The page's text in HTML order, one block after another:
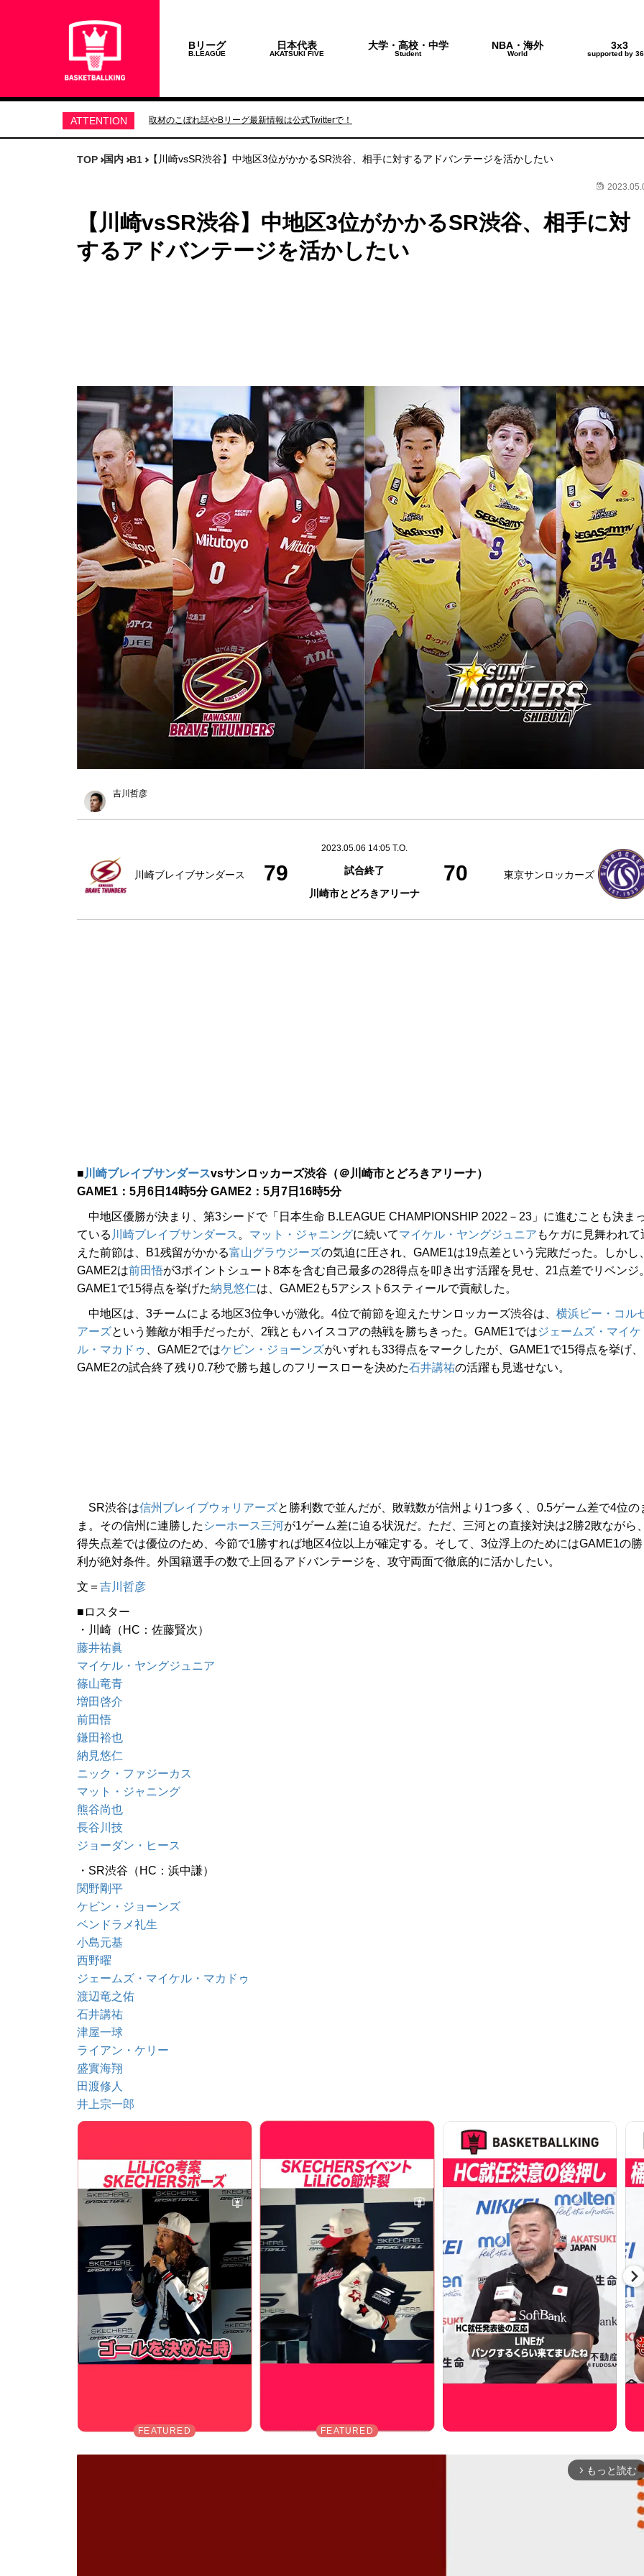
Bリーグ
B.LEAGUE
日本代表
AKATSUKI FIVE
大学・高校・中学
Student
NBA・海外
World
3x3
supported by
ATTENTION 取材のこぼれ話やBリーグ最新情報は公式Twitterで！
TOP 国内 B1 【川崎vsSR渋谷】中地区3位がかかるSR渋谷、相手に対するアドバンテージを活かしたい
【川崎vsSR渋谷】中地区3位がかかるSR渋谷、相手に対
するアドバンテージを活かしたい
吉川哲彦
川崎ブレイブサンダース 79
2023.05.06 14:05 T.O.
試合終了
川崎市とどろきアリーナ
70 東京サンロッカーズ
■ 川崎ブレイブサンダースvsサンロッカーズ渋谷（＠川崎市とどろきアリーナ）
GAME1：5月6日14時5分 GAME2：5月7日16時5分
中地区優勝が決まり、第3シードで「日本生命 B.LEAGUE CHAMPIONSHIP 2022－23」に進むことも決ま
ている 川崎ブレイブサンダース 。 マット・ジャニングに続いてマイケル・ヤングジュニア もケガに見舞われて
えた前節は、B1残留がかかる富山グラウジーズの気迫に圧され、GAME1は19点差という完敗だった。しかし、
GAME2は前田悟が3ポイントシュート8本を含む自己最多の28得点を叩き出す活躍を見せ、21点差でリベンジ。
GAME1で15得点を挙げた納見悠仁は、GAME2も5アシスト6スティールで貢献した。
中地区は、3チームによる地区3位争いが激化。4位で前節を迎えたサンロッカーズ渋谷は、 横浜ビー・コル
アーズという難敵が相手だったが、2戦ともハイスコアの熱戦を勝ちきった。GAME1ではジェームズ・マイケ
ル・マカドゥ
、GAME2ではケビン・ジョーンズがいずれも33得点をマークしたが、GAME1で15得点を挙げ、
GAME2の試合終了残り0.7秒で勝ち越しのフリースローを決めた石井講祐の活躍も見逃せない。
SR渋谷は信州ブレイブウォリアーズと勝利数で並んだが、敗戦数が信州より1つ多く、0.5ゲーム差で4位の
ま。その信州に連勝した シーホース三河が1ゲーム差に迫る状況だ。ただ、三河との直接対決は2勝2敗ながら、
得失点差では優位のため、今節で1勝すれば地区4位以上が確定する。そして、3位浮上のためにはGAME1の勝
利が絶対条件。外国籍選手の数で上回るアドバンテージを、攻守両面で徹底的に活かしたい。
文＝ 吉川哲彦
■ロスター
・川崎（HC：佐藤賢次）
藤井祐眞
マイケル・ヤングジュニア
篠山竜青
増田啓介
前田悟
鎌田裕也
納見悠仁
ニック・ファジーカス
マット・ジャニング
熊谷尚也
長谷川技
ジョーダン・ヒース
・SR渋谷（HC：浜中謙）
関野剛平
ケビン・ジョーンズ
ベンドラメ礼生
小島元基
西野曜
ジェームズ・マイケル・マカドゥ
渡辺竜之佑
石井講祐
津屋一球
ライアン・ケリー
盛實海翔
田渡修人
井上宗一郎
arrow_forward_ios もっと読む